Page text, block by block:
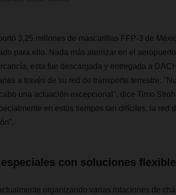
3,25 millones de mascarillas FFP-3 de
para ello. Nada más aterrizar en el
esta fue descargada y entregada a
a través de su red de transporte terrestre.
una actuación excepcional", dice Timo
en estos tiempos tan difíciles, la red
con soluciones
organizando varias rotaciones de